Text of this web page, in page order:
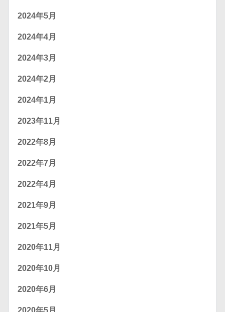
2024年5月
2024年4月
2024年3月
2024年2月
2024年1月
2023年11月
2022年8月
2022年7月
2022年4月
2021年9月
2021年5月
2020年11月
2020年10月
2020年6月